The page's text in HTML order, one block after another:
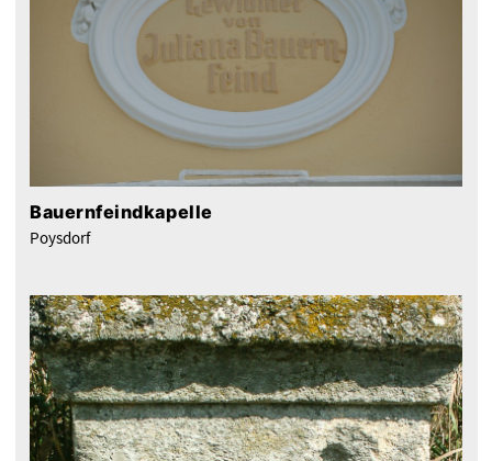
Bauernfeindkapelle
Poysdorf